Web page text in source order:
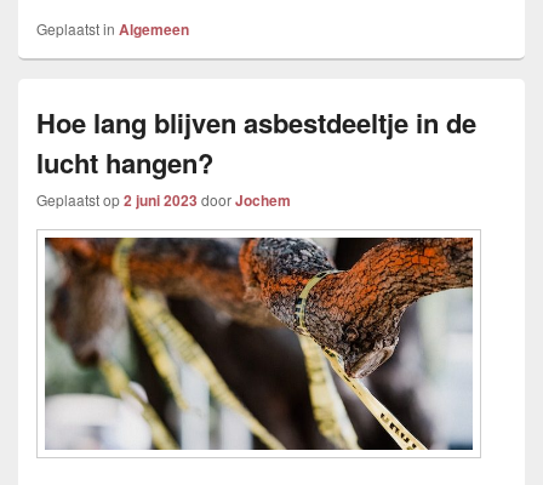
Geplaatst in Algemeen
Hoe lang blijven asbestdeeltje in de
lucht hangen?
Geplaatst op2 juni 2023 doorJochem